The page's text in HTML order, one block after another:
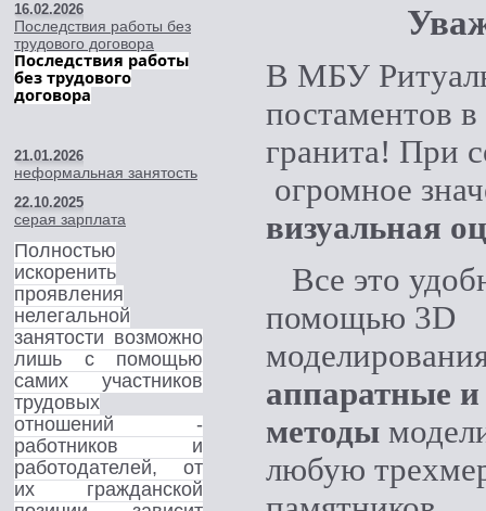
В МБУ
постаментов
гранита! При
огромное
визуальная
Все это
помощью 3D
аппаратные
методы
любую
16.02.2026
Последствия работы без
трудового договора
Последствия работы
без трудового
договора
21.01.2026
неформальная занятость
22.10.2025
серая зарплата
Полностью
искоренить
проявления
нелегальной
занятости возможно
лишь с помощью
самих участников
трудовых
отношений -
работников и
работодателей, от
их гражданской